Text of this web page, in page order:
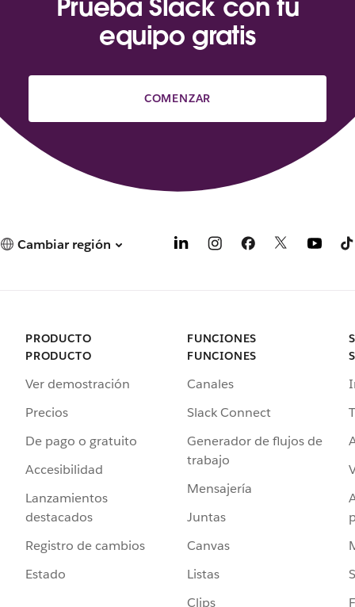
Prueba Slack con tu
equipo gratis
COMENZAR
Cambiar región
PRODUCTO
PRODUCTO
Ver demostración
Precios
De pago o gratuito
Accesibilidad
Lanzamientos
destacados
Registro de cambios
Estado
FUNCIONES
FUNCIONES
Canales
Slack Connect
Generador de flujos de
trabajo
Mensajería
Juntas
Canvas
Listas
Clips